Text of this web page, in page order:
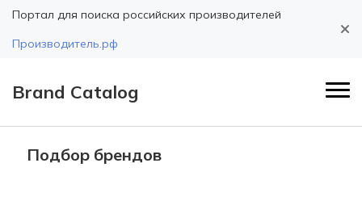
Портал для поиска российских производителей
Производитель.рф
Brand Catalog
Подбор брендов